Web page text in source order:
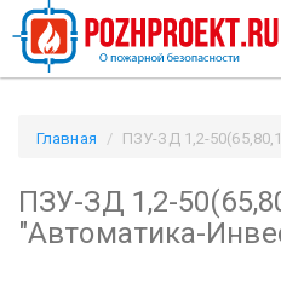
Главная
ПЗУ-ЗД 1,2-
ПЗУ-ЗД 1,2-
"Автоматика-